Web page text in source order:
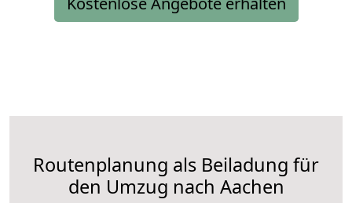
Routenplanung als Beiladung für
den Umzug nach Aachen